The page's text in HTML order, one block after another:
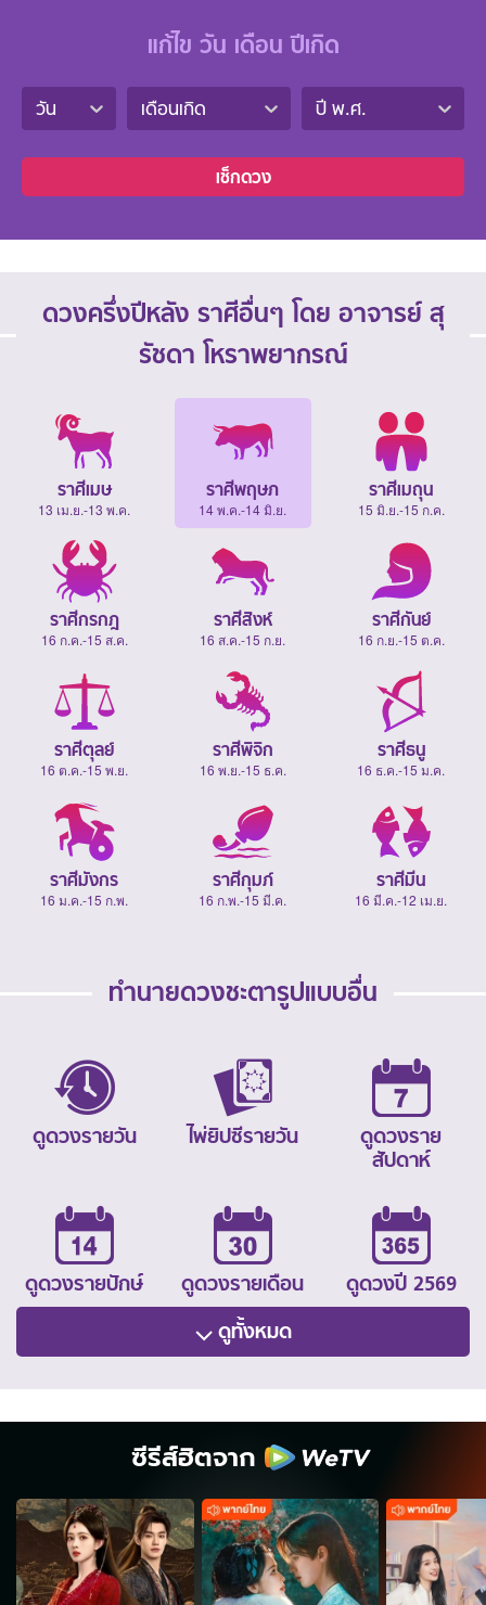
แก้ไข วัน เดือน ปีเกิด
วัน เดือนเกิด ปี พ.ศ.
เช็กดวง
ดวงครึ่งปีหลัง ราศีอื่นๆ โดย อาจารย์ สุ
รัชดา โหราพยากรณ์
ราศีเมษ
13 เม.ย.-13 พ.ค.
ราศีพฤษภ
14 พ.ค.-14 มิ.ย.
ราศีเมถุน
15 มิ.ย.-15 ก.ค.
ราศีกรกฎ
16 ก.ค.-15 ส.ค.
ราศีสิงห์
16 ส.ค.-15 ก.ย.
ราศีกันย์
16 ก.ย.-15 ต.ค.
ราศีตุลย์
16 ต.ค.-15 พ.ย.
ราศีพิจิก
16 พ.ย.-15 ธ.ค.
ราศีธนู
16 ธ.ค.-15 ม.ค.
ราศีมังกร
16 ม.ค.-15 ก.พ.
ราศีกุมภ์
16 ก.พ.-15 มี.ค.
ราศีมีน
16 มี.ค.-12 เม.ย.
ทำนายดวงชะตารูปแบบอื่น
ดูดวงรายวัน ไพ่ยิปซีรายวัน
ดูดวงราย
สัปดาห์
ดูดวงรายปักษ์ ดูดวงรายเดือน ดูดวงปี 2569
ดูทั้งหมด
ซีรีส์ฮิตจาก